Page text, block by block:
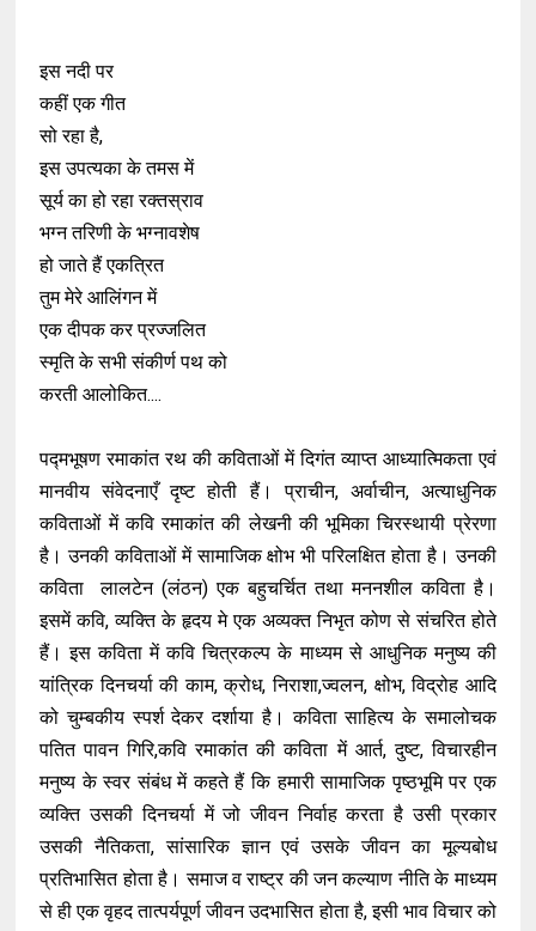
इस नदी पर
कहीं एक गीत
सो रहा है,
इस उपत्यका के तमस में
सूर्य का हो रहा रक्तस्राव
भग्न तरिणी के भग्नावशेष
हो जाते हैं एकत्रित
तुम मेरे आलिंगन में
एक दीपक कर प्रज्जलित
स्मृति के सभी संकीर्ण पथ को
करती आलोकित....
पद्मभूषण रमाकांत रथ की कविताओं में दिगंत व्याप्त आध्यात्मिकता एवं
मानवीय संवेदनाएँ दृष्ट होती हैं। प्राचीन, अर्वाचीन, अत्याधुनिक
कविताओं में कवि रमाकांत की लेखनी की भूमिका चिरस्थायी प्रेरणा
है। उनकी कविताओं में सामाजिक क्षोभ भी परिलक्षित होता है। उनकी
कविता लालटेन (लंठन) एक बहुचर्चित तथा मननशील कविता है।
इसमें कवि, व्यक्ति के हृदय मे एक अव्यक्त निभृत कोण से संचरित होते
हैं। इस कविता में कवि चित्रकल्प के माध्यम से आधुनिक मनुष्य की
यांत्रिक दिनचर्या की काम, क्रोध, निराशा,ज्वलन, क्षोभ, विद्रोह आदि
को चुम्बकीय स्पर्श देकर दर्शाया है। कविता साहित्य के समालोचक
पतित पावन गिरि,कवि रमाकांत की कविता में आर्त, दुष्ट, विचारहीन
मनुष्य के स्वर संबंध में कहते हैं कि हमारी सामाजिक पृष्ठभूमि पर एक
व्यक्ति उसकी दिनचर्या में जो जीवन निर्वाह करता है उसी प्रकार
उसकी नैतिकता, सांसारिक ज्ञान एवं उसके जीवन का मूल्यबोध
प्रतिभासित होता है। समाज व राष्ट्र की जन कल्याण नीति के माध्यम
से ही एक वृहद तात्पर्यपूर्ण जीवन उदभासित होता है, इसी भाव विचार को